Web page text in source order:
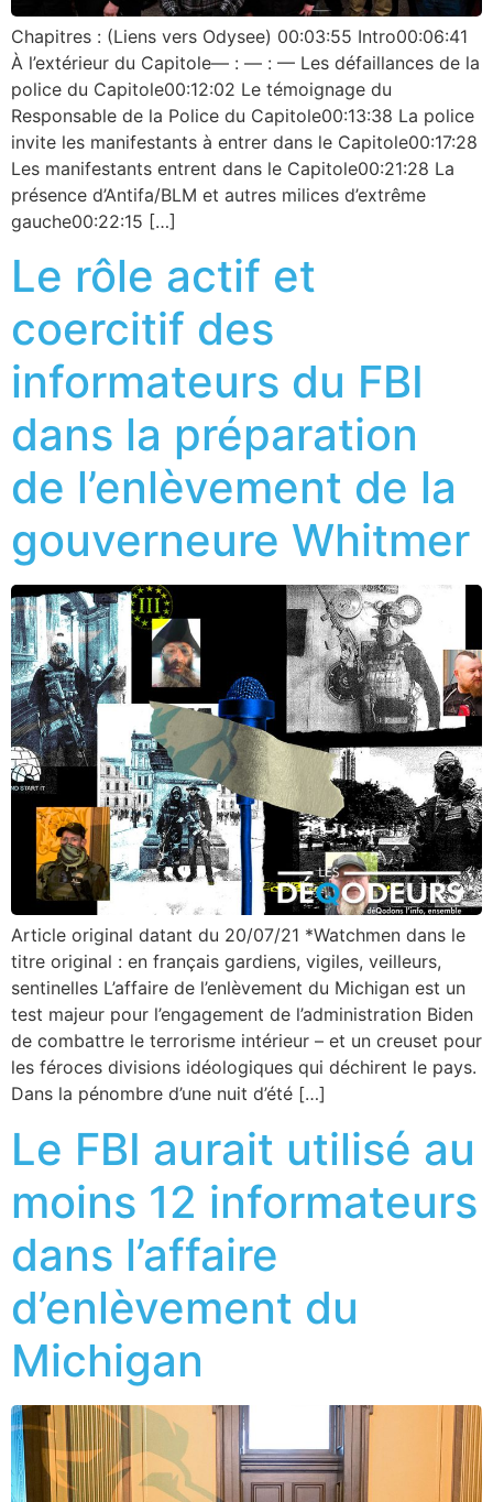
Chapitres : (Liens vers Odysee) 00:03:55 Intro00:06:41
À l’extérieur du Capitole— : — : — Les défaillances de la
police du Capitole00:12:02 Le témoignage du
Responsable de la Police du Capitole00:13:38 La police
invite les manifestants à entrer dans le Capitole00:17:28
Les manifestants entrent dans le Capitole00:21:28 La
présence d’Antifa/BLM et autres milices d’extrême
gauche00:22:15 […]
Le rôle actif et
coercitif des
informateurs du FBI
dans la préparation
de l’enlèvement de la
gouverneure Whitmer
Article original datant du 20/07/21 *Watchmen dans le
titre original : en français gardiens, vigiles, veilleurs,
sentinelles L’affaire de l’enlèvement du Michigan est un
test majeur pour l’engagement de l’administration Biden
de combattre le terrorisme intérieur – et un creuset pour
les féroces divisions idéologiques qui déchirent le pays.
Dans la pénombre d’une nuit d’été […]
Le FBI aurait utilisé au
moins 12 informateurs
dans l’affaire
d’enlèvement du
Michigan